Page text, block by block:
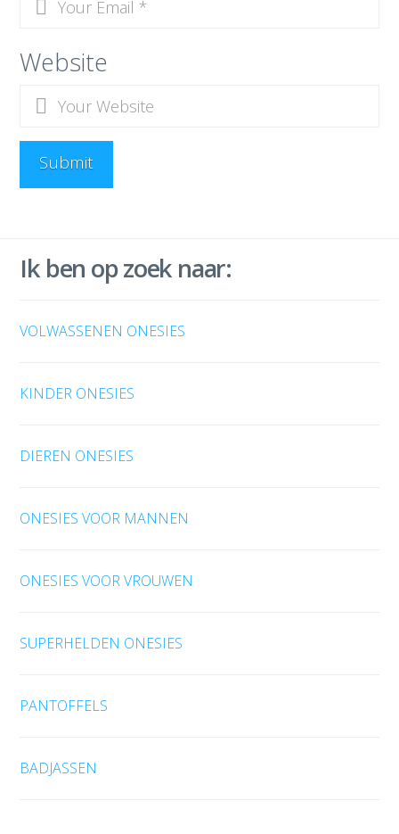
Website
Ik ben op zoek naar:
VOLWASSENEN ONESIES
KINDER ONESIES
DIEREN ONESIES
ONESIES VOOR MANNEN
ONESIES VOOR VROUWEN
SUPERHELDEN ONESIES
PANTOFFELS
BADJASSEN